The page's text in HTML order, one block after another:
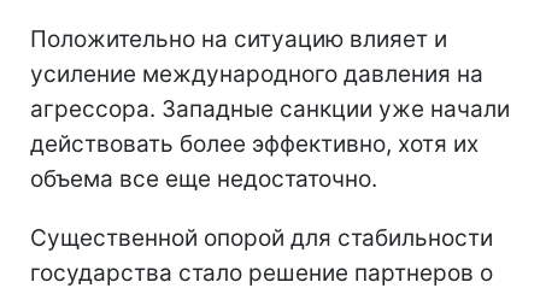
Положительно на ситуацию влияет и
усиление международного давления на
агрессора. Западные санкции уже начали
действовать более эффективно, хотя их
объема все еще недостаточно.
Существенной опорой для стабильности
государства стало решение партнеров о